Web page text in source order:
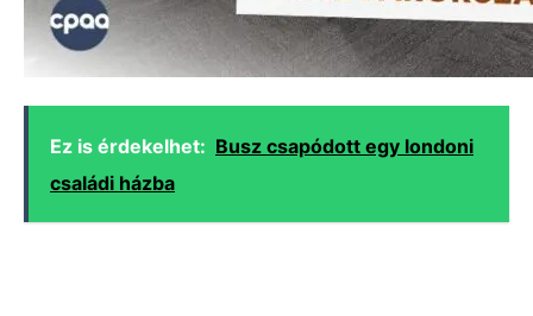
Ez is érdekelhet: Busz csapódott egy londoni
családi házba